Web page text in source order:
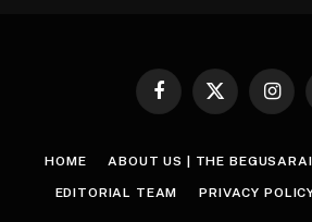
Facebook
X
HOME ABOUT US | THE BEGUSARAI
EDITORIAL TEAM PRIVACY